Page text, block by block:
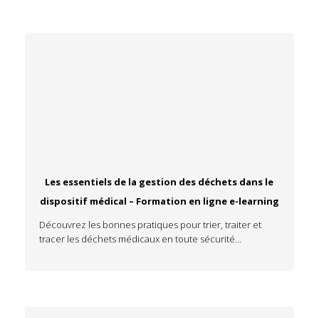
Les essentiels de la gestion des déchets dans le
dispositif médical – Formation en ligne e-learning
Découvrez les bonnes pratiques pour trier, traiter et
tracer les déchets médicaux en toute sécurité…